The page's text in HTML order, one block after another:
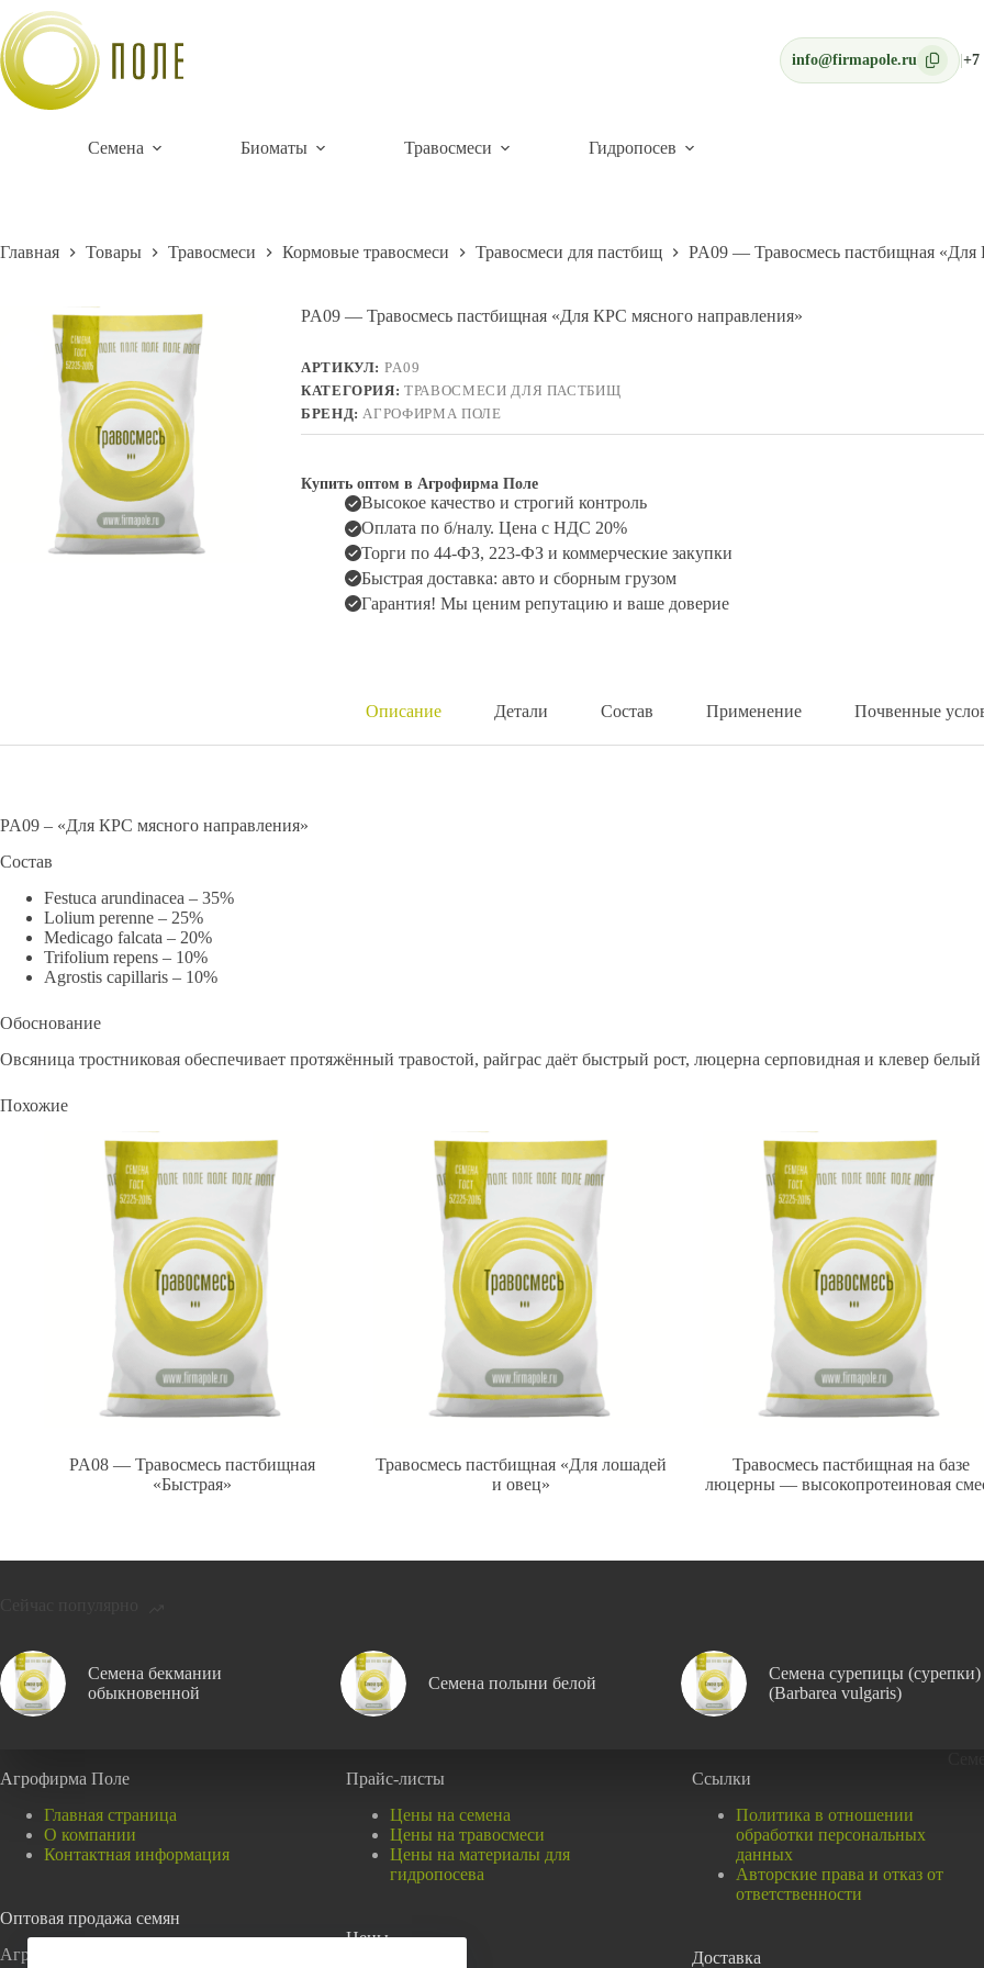
Перейти
сути
info@firmapole.ru | +7
Семена Биоматы Травосмеси Гидропосев
Главная Товары Травосмеси Кормовые травосмеси Травосмеси для пастбищ PA09 — Травосмесь пастбищная «Для
PA09 — Травосмесь пастбищная «Для КРС мясного направления»
АРТИКУЛ: РA09
КАТЕГОРИЯ:ТРАВОСМЕСИ ДЛЯ ПАСТБИЩ
БРЕНД:АГРОФИРМА ПОЛЕ
Купить оптом в Агрофирма Поле
Высокое качество и строгий контроль
Оплата по б/налу. Цена с НДС 20%
Торги по 44-ФЗ, 223-ФЗ и коммерческие закупки
Быстрая доставка: авто и сборным грузом
Гарантия! Мы ценим репутацию и ваше доверие
Описание Детали Состав Применение Почвенные
PA09 – «Для КРС мясного направления»
Состав
Festuca arundinacea – 35%
Lolium perenne – 25%
Medicago falcata – 20%
Trifolium repens – 10%
Agrostis capillaris – 10%
Обоснование
Овсяница тростниковая обеспечивает протяжённый травостой, райграс даёт быстрый рост, люцерна серповидная и клевер
Похожие
PA08 — Травосмесь пастбищная
«Быстрая»
Травосмесь пастбищная «Для лошадей
и овец»
Травосмесь пастбищная на базе
люцерны — высокопротеиновая
Семена бекмании
обыкновенной
Семена полыни белой
Семена сурепицы (сурепки)
(Barbarea vulgaris)
Агрофирма Поле
Главная страница
О компании
Контактная информация
Оптовая продажа семян
Агрофирма Поле специализируется
Прайс-листы
Цены на семена
Цены на травосмеси
Цены на материалы для
гидропосева
Цены
Ссылки
Политика в отношении
обработки персональных
данных
Авторские права и отказ от
ответственности
Доставка